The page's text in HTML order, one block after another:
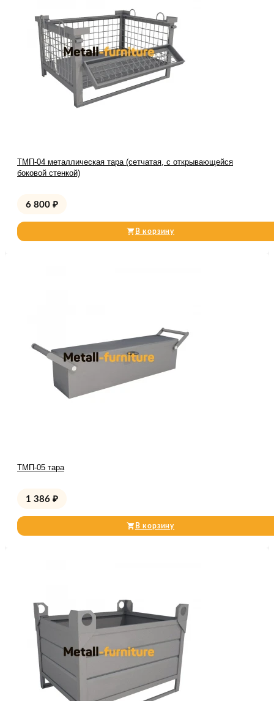
ТМП-04 металлическая тара (сетчатая, с открывающейся
боковой стенкой)
6 800 ₽
В корзину
ТМП-05 тара
1 386 ₽
В корзину